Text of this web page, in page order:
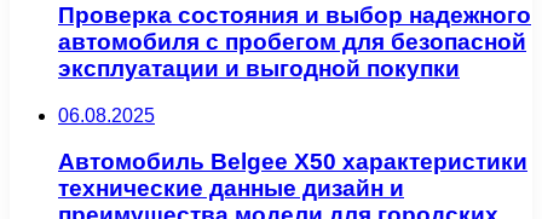
Проверка состояния и выбор надежного
автомобиля с пробегом для безопасной
эксплуатации и выгодной покупки
06.08.2025
Автомобиль Belgee X50 характеристики
технические данные дизайн и